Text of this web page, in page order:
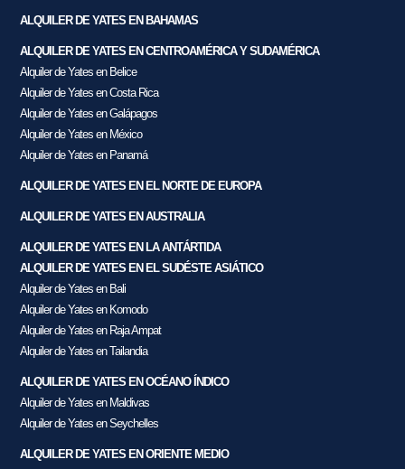
ALQUILER DE YATES EN BAHAMAS
ALQUILER DE YATES EN CENTROAMÉRICA Y SUDAMÉRICA
Alquiler de Yates en Belice
Alquiler de Yates en Costa Rica
Alquiler de Yates en Galápagos
Alquiler de Yates en México
Alquiler de Yates en Panamá
ALQUILER DE YATES EN EL NORTE DE EUROPA
ALQUILER DE YATES EN AUSTRALIA
ALQUILER DE YATES EN LA ANTÁRTIDA
ALQUILER DE YATES EN EL SUDÉSTE ASIÁTICO
Alquiler de Yates en Bali
Alquiler de Yates en Komodo
Alquiler de Yates en Raja Ampat
Alquiler de Yates en Tailandia
ALQUILER DE YATES EN OCÉANO ÍNDICO
Alquiler de Yates en Maldivas
Alquiler de Yates en Seychelles
ALQUILER DE YATES EN ORIENTE MEDIO